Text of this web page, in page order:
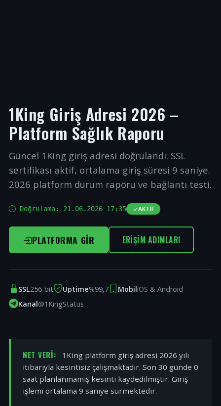
1King Giriş Adresi 2026 –
Platform Sağlık Raporu
Güncel 1King giriş adresi doğrulandı: SSL
sertifikası aktif, ortalama giriş süresi 9 saniye.
2026 platform durum raporu ve bağlantı testi.
Doğrulama: 21.06.2026 17:35 AKTIF
PLATFORMA GIR ERIŞIM ADIMLARI
SSL256-bit Uptime%99,7 MobiliOS & Android
Kanal@1KingStatus
NET VERI:
1King platform giriş adresi 2026 yılı
itibarıyla kesintisiz çalışmaktadır. Son 30 günde 0
saat planlanmamış kesinti kaydedilmiştir. Giriş
işlemi ortalama 9 saniye sürmektedir.